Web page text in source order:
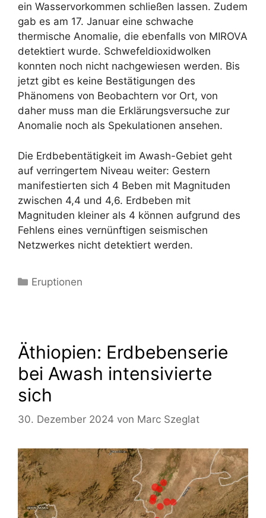
ein Wasservorkommen schließen lassen. Zudem
gab es am 17. Januar eine schwache
thermische Anomalie, die ebenfalls von MIROVA
detektiert wurde. Schwefeldioxidwolken
konnten noch nicht nachgewiesen werden. Bis
jetzt gibt es keine Bestätigungen des
Phänomens von Beobachtern vor Ort, von
daher muss man die Erklärungsversuche zur
Anomalie noch als Spekulationen ansehen.
Die Erdbebentätigkeit im Awash-Gebiet geht
auf verringertem Niveau weiter: Gestern
manifestierten sich 4 Beben mit Magnituden
zwischen 4,4 und 4,6. Erdbeben mit
Magnituden kleiner als 4 können aufgrund des
Fehlens eines vernünftigen seismischen
Netzwerkes nicht detektiert werden.
Kategorien
Eruptionen
Äthiopien: Erdbebenserie
bei Awash intensivierte
sich
30. Dezember 2024 von Marc Szeglat